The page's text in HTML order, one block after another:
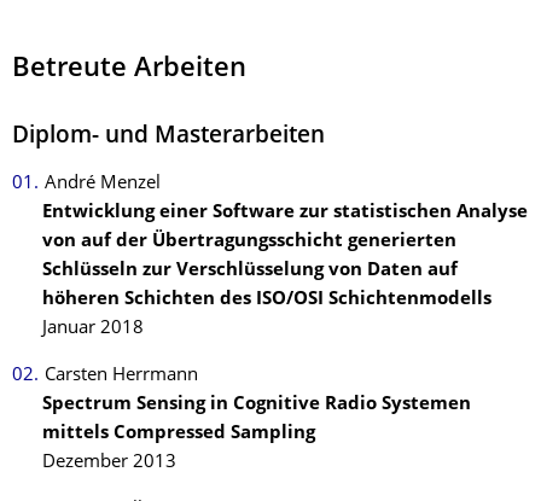
Betreute Arbeiten
Diplom- und Masterarbeiten
André Menzel
Entwicklung einer Software zur statistischen Analyse
von auf der Übertragungsschicht generierten
Schlüsseln zur Verschlüsselung von Daten auf
höheren Schichten des ISO/OSI Schichtenmodells
Januar 2018
Carsten Herrmann
Spectrum Sensing in Cognitive Radio Systemen
mittels Compressed Sampling
Dezember 2013